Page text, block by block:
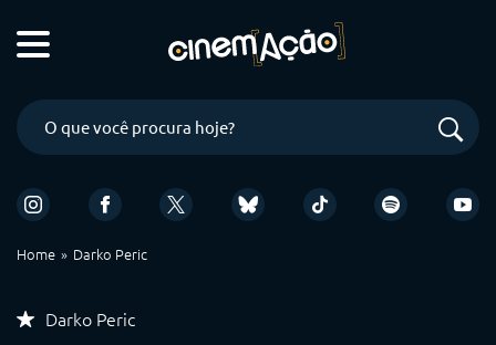
Home Darko Peric
Darko Peric